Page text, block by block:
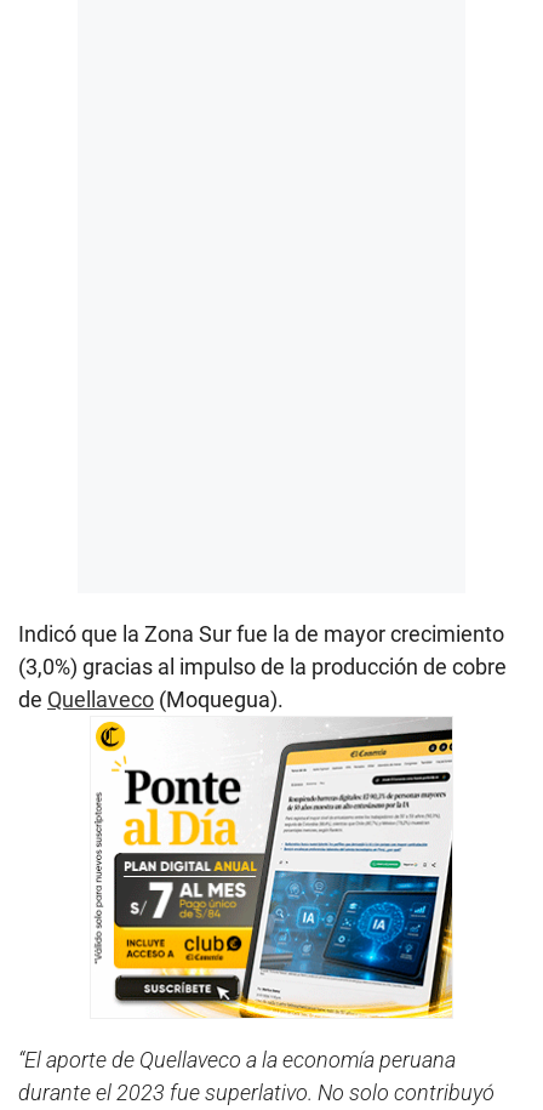
Indicó que la Zona Sur fue la de mayor crecimiento
(3,0%) gracias al impulso de la producción de cobre
de Quellaveco (Moquegua).
“El aporte de Quellaveco a la economía peruana
durante el 2023 fue superlativo. No solo contribuyó